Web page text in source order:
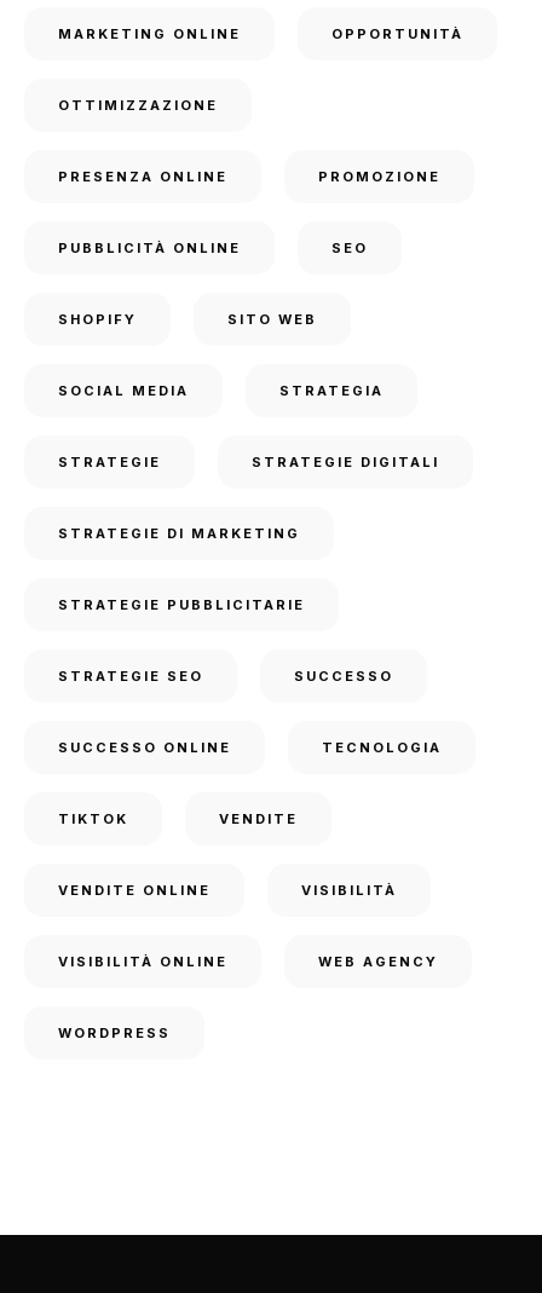
MARKETING ONLINE OPPORTUNITÀ
OTTIMIZZAZIONE
PRESENZA ONLINE PROMOZIONE
PUBBLICITÀ ONLINE SEO
SHOPIFY SITO WEB
SOCIAL MEDIA STRATEGIA
STRATEGIE STRATEGIE DIGITALI
STRATEGIE DI MARKETING
STRATEGIE PUBBLICITARIE
STRATEGIE SEO SUCCESSO
SUCCESSO ONLINE TECNOLOGIA
TIKTOK VENDITE
VENDITE ONLINE VISIBILITÀ
VISIBILITÀ ONLINE WEB AGENCY
WORDPRESS